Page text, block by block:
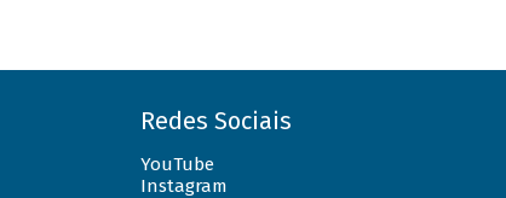
Redes Sociais
YouTube
Instagram